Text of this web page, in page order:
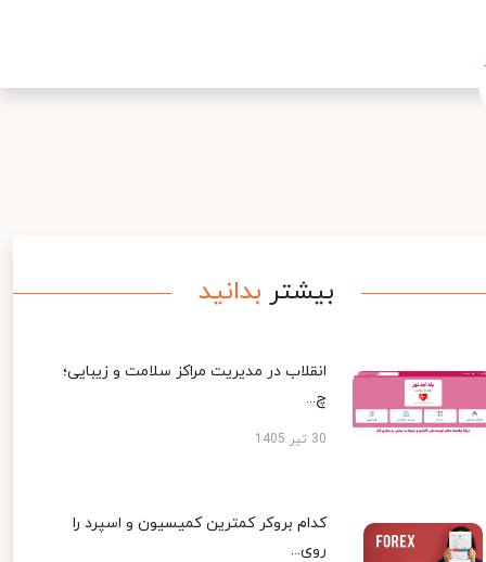
بیشتر بدانید
انقلاب در مدیریت مراکز سلامت و زیبایی؛
چ...
30 تیر 1405
کدام بروکر کمترین کمیسیون و اسپرد را
روی...